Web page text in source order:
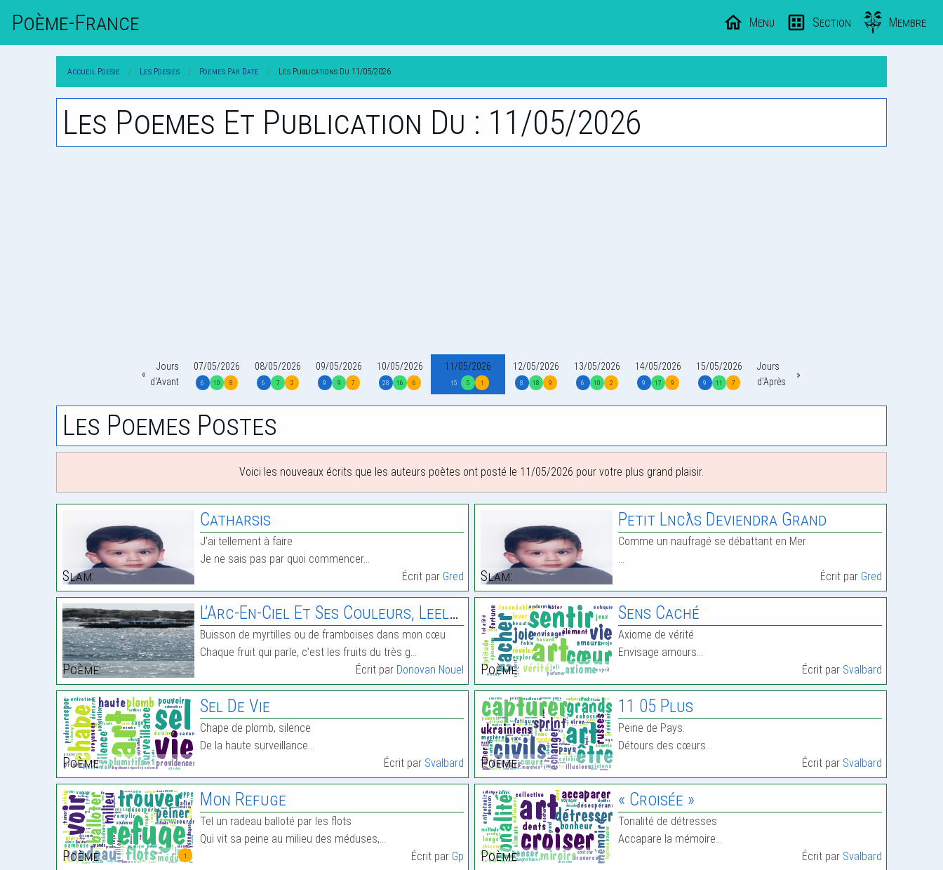
Poème-FrAnce Menu Section Membre
Accueil Poesie Les Poesies Poemes Par Date Les Publications Du 11/05/2026
Les Poemes Et Publication Du : 11/05/2026
Jours
d'Avant
07/05/2026
6 10 8
08/05/2026
6 7 2
09/05/2026
9 9 7
10/05/2026
28 16 6
11/05/2026
15 5 1
12/05/2026
8 18 9
13/05/2026
6 10 2
14/05/2026
9 17 9
15/05/2026
9 11 7
Jours
d'Après
Les Poemes Postes
Voici les nouveaux écrits que les auteurs poètes ont posté le 11/05/2026 pour votre plus grand plaisir.
Slam:
Catharsis
J’ai tellement à faire
Je ne sais pas par quoi commencer…
Écrit par Gred Slam:
Petit Lνcƛs Deviendra Grand
Comme un naufragé se débattant en Mer
…
Écrit par Gred
Poème:
L’Arc-En-Ciel Et Ses Couleurs, Leelou Et Ses Amis
Buisson de myrtilles ou de framboises dans mon cœu
Chaque fruit qui parle, c’est les fruits du très g…
Écrit par Donovan Nouel Poème:
Sens Caché
Axiome de vérité
Envisage amours…
Écrit par Svalbard
Poème:
Sel De Vie
Chape de plomb, silence
De la haute surveillance…
Écrit par Svalbard Poème:
11 05 Plus
Peine de Pays.
Détours des cœurs…
Écrit par Svalbard
1
Poème:
Mon Refuge
Tel un radeau balloté par les flots
Qui vit sa peine au milieu des méduses,…
Écrit par Gp Poème:
« Croisée »
Tonalité de détresses
Accapare la mémoire…
Écrit par Svalbard